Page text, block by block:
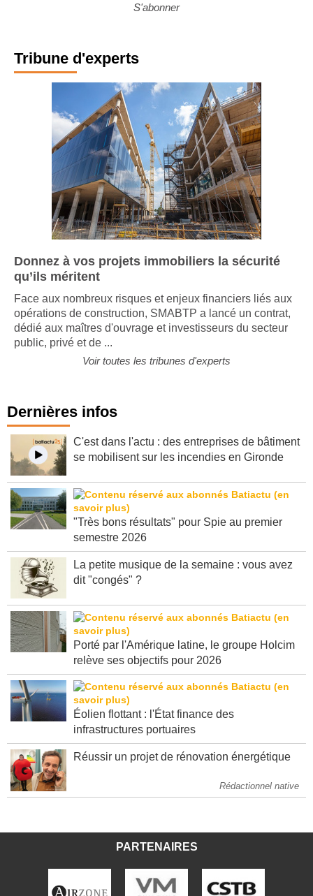
S'abonner
Tribune d'experts
Donnez à vos projets immobiliers la sécurité
qu’ils méritent
Face aux nombreux risques et enjeux financiers liés aux
opérations de construction, SMABTP a lancé un contrat,
dédié aux maîtres d'ouvrage et investisseurs du secteur
public, privé et de ...
Voir toutes les tribunes d'experts
Dernières infos
C'est dans l'actu : des entreprises de bâtiment
se mobilisent sur les incendies en Gironde
"Très bons résultats" pour Spie au premier
semestre 2026
La petite musique de la semaine : vous avez
dit "congés" ?
Porté par l'Amérique latine, le groupe Holcim
relève ses objectifs pour 2026
Éolien flottant : l'État finance des
infrastructures portuaires
Réussir un projet de rénovation énergétique
Rédactionnel native
PARTENAIRES